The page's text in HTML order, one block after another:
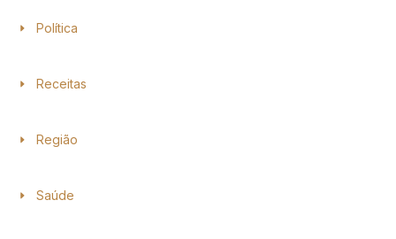
Política
Receitas
Região
Saúde